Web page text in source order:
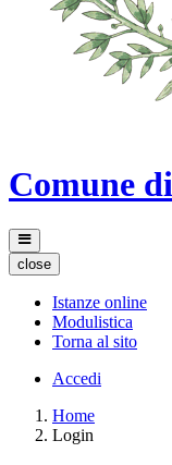
Comune
close
Istanze online
Modulistica
Torna al sito
Accedi
Home
Login